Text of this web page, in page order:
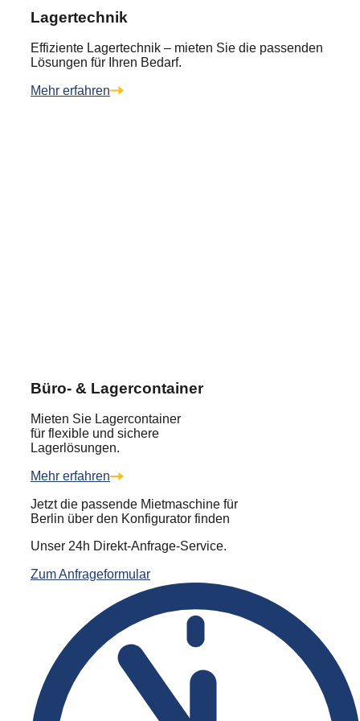
Lagertechnik
Effiziente Lagertechnik – mieten Sie die passenden
Lösungen für Ihren Bedarf.
Mehr erfahren
Büro- & Lagercontainer
Mieten Sie Lagercontainer
für flexible und sichere
Lagerlösungen.
Mehr erfahren
Jetzt die passende Mietmaschine für
Berlin über den Konfigurator finden
Unser 24h Direkt-Anfrage-Service.
Zum Anfrageformular